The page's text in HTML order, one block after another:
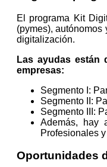
El programa Kit
(pymes),
digitalización.
Las ayudas están
empresas:
Segmento I:
Segmento II:
Segmento III:
Además, hay
Profesionales
Oportunidades